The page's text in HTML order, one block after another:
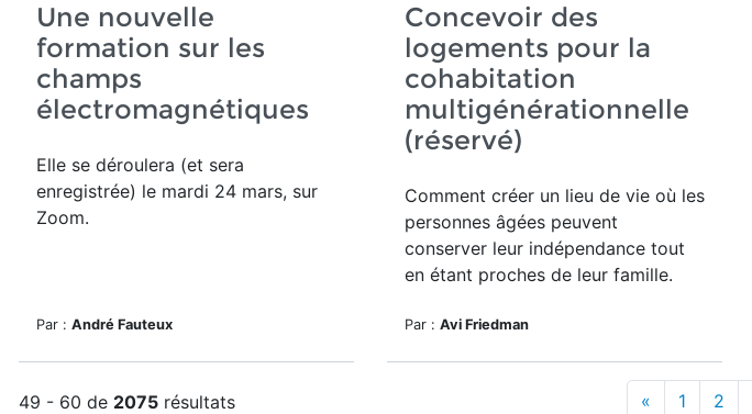
Une nouvelle
formation sur les
champs
électromagnétiques
Elle se déroulera (et sera
enregistrée) le mardi 24 mars, sur
Zoom.
Par : André Fauteux
Concevoir des
logements pour la
cohabitation
multigénérationnelle
(réservé)
Comment créer un lieu de vie où les
personnes âgées peuvent
conserver leur indépendance tout
en étant proches de leur famille.
Par : Avi Friedman
49 - 60 de 2075 résultats « 1 2